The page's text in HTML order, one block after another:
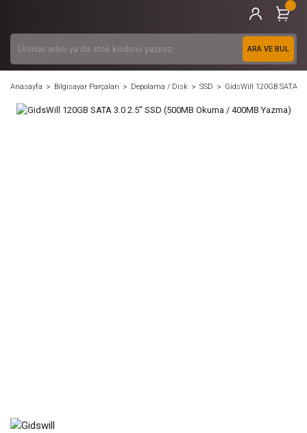
ARA VE BUL
Anasayfa Bilgisayar Parçaları Depolama / Disk SSD GidsWill 120GB SATA